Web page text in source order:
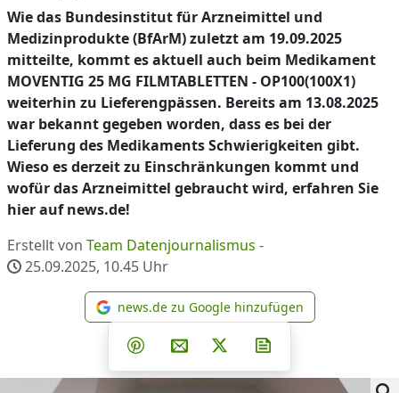
Wie das Bundesinstitut für Arzneimittel und
Medizinprodukte (BfArM) zuletzt am 19.09.2025
mitteilte, kommt es aktuell auch beim Medikament
MOVENTIG 25 MG FILMTABLETTEN - OP100(100X1)
weiterhin zu Lieferengpässen. Bereits am 13.08.2025
war bekannt gegeben worden, dass es bei der
Lieferung des Medikaments Schwierigkeiten gibt.
Wieso es derzeit zu Einschränkungen kommt und
wofür das Arzneimittel gebraucht wird, erfahren Sie
hier auf news.de!
Erstellt von Team Datenjournalismus -
25.09.2025, 10.45 Uhr
news.de zu Google
news.de zu Google hinzufügen
Teilen auf Facebook
Teilen auf Whatsapp
Teilen auf Telegram
Teilen auf Pinterest
Per E-Mail teilen
Post auf X